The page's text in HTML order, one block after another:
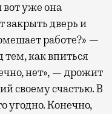
вот уже она
закрыть дверь и
работе?» —
как впиться
нет», — дрожит
своему счастью. В
угодно. Конечно,